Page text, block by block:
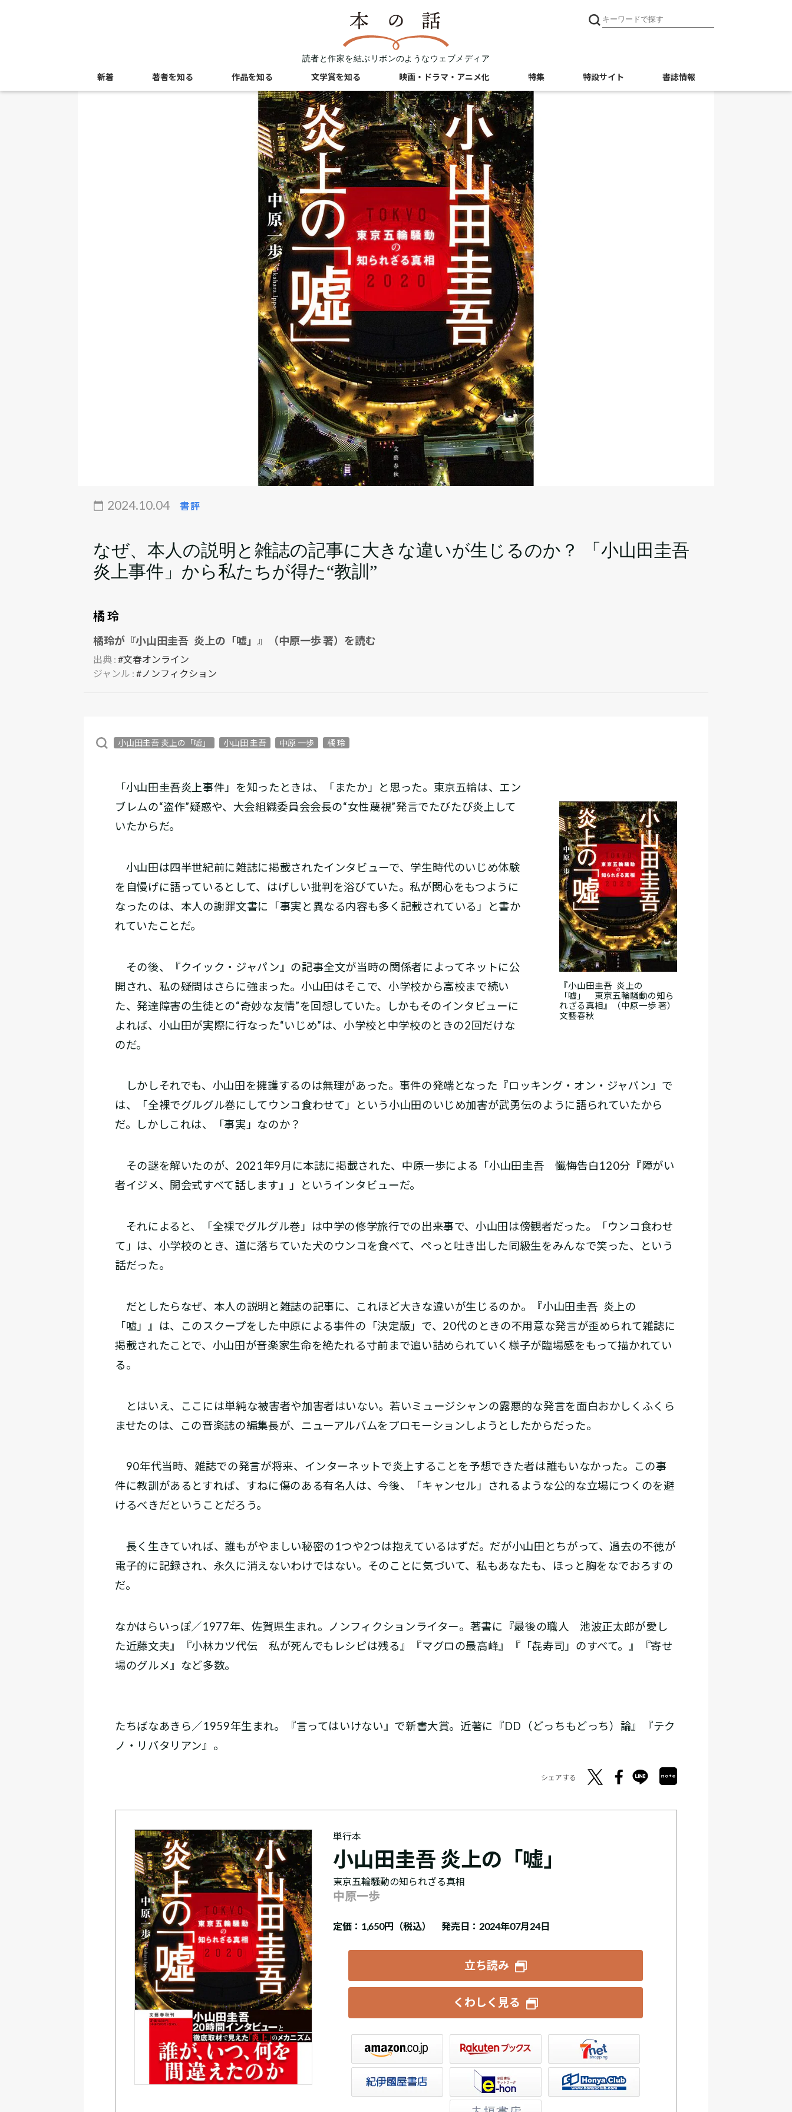
読者と作家を結ぶリボンのようなウェブメディア
新着 著者を知る 作品を知る 文学賞を知る 映画・ドラマ・アニメ化 特集 特設サイト 書誌情報
2024.10.04 書評
なぜ、本人の説明と雑誌の記事に大きな違いが生じるのか？ 「小山田圭吾
炎上事件」から私たちが得た“教訓”
橘 玲
橘玲が『小山田圭吾 炎上の「嘘」』（中原一歩 著）を読む
出典 : #文春オンライン
ジャンル : #ノンフィクション
小山田圭吾 炎上の「嘘」 小山田 圭吾 中原 一歩 橘 玲
『小山田圭吾 炎上の
「嘘」 東京五輪騒動の知ら
れざる真相』（中原一歩 著）
文藝春秋
「小山田圭吾炎上事件」を知ったときは、「またか」と思った。東京五輪は、エン
ブレムの“盗作”疑惑や、大会組織委員会会長の“女性蔑視”発言でたびたび炎上して
いたからだ。
小山田は四半世紀前に雑誌に掲載されたインタビューで、学生時代のいじめ体験
を自慢げに語っているとして、はげしい批判を浴びていた。私が関心をもつように
なったのは、本人の謝罪文書に「事実と異なる内容も多く記載されている」と書か
れていたことだ。
その後、『クイック・ジャパン』の記事全文が当時の関係者によってネットに公
開され、私の疑問はさらに強まった。小山田はそこで、小学校から高校まで続い
た、発達障害の生徒との“奇妙な友情”を回想していた。しかもそのインタビューに
よれば、小山田が実際に行なった“いじめ”は、小学校と中学校のときの2回だけな
のだ。
しかしそれでも、小山田を擁護するのは無理があった。事件の発端となった『ロッキング・オン・ジャパン』で
は、「全裸でグルグル巻にしてウンコ食わせて」という小山田のいじめ加害が武勇伝のように語られていたから
だ。しかしこれは、「事実」なのか？
その謎を解いたのが、2021年9月に本誌に掲載された、中原一歩による「小山田圭吾 懺悔告白120分『障がい
者イジメ、開会式すべて話します』」というインタビューだ。
それによると、「全裸でグルグル巻」は中学の修学旅行での出来事で、小山田は傍観者だった。「ウンコ食わせ
て」は、小学校のとき、道に落ちていた犬のウンコを食べて、ぺっと吐き出した同級生をみんなで笑った、という
話だった。
だとしたらなぜ、本人の説明と雑誌の記事に、これほど大きな違いが生じるのか。『小山田圭吾 炎上の
「嘘」』は、このスクープをした中原による事件の「決定版」で、20代のときの不用意な発言が歪められて雑誌に
掲載されたことで、小山田が音楽家生命を絶たれる寸前まで追い詰められていく様子が臨場感をもって描かれてい
る。
とはいえ、ここには単純な被害者や加害者はいない。若いミュージシャンの露悪的な発言を面白おかしくふくら
ませたのは、この音楽誌の編集長が、ニューアルバムをプロモーションしようとしたからだった。
90年代当時、雑誌での発言が将来、インターネットで炎上することを予想できた者は誰もいなかった。この事
件に教訓があるとすれば、すねに傷のある有名人は、今後、「キャンセル」されるような公的な立場につくのを避
けるべきだということだろう。
長く生きていれば、誰もがやましい秘密の1つや2つは抱えているはずだ。だが小山田とちがって、過去の不徳が
電子的に記録され、永久に消えないわけではない。そのことに気づいて、私もあなたも、ほっと胸をなでおろすの
だ。
なかはらいっぽ／1977年、佐賀県生まれ。ノンフィクションライター。著書に『最後の職人 池波正太郎が愛し
た近藤文夫』『小林カツ代伝 私が死んでもレシピは残る』『マグロの最高峰』『「㐂寿司」のすべて。』『寄せ
場のグルメ』など多数。
たちばなあきら／1959年生まれ。『言ってはいけない』で新書大賞。近著に『DD（どっちもどっち）論』『テク
ノ・リバタリアン』。
シェアする
単行本
小山田圭吾 炎上の「嘘」
東京五輪騒動の知られざる真相
中原一歩
定価： 1,650円（税込） 発売日：2024年07月24日
立ち読み
くわしく見る
Amazon 楽天ブックス セブンネット
紀伊國屋書店ウェブストア
e-hon